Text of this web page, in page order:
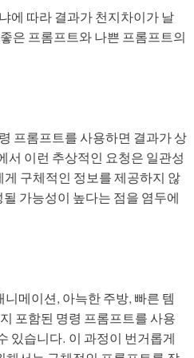
에 따라 결과가 천지차이가 날
은 프롬프트와 나쁜 프롬프트의
프롬프트를 사용하면 결과가 상
서 이런 추상적인 요청은 일관성
구체적인 정보를 제공하지 않
가능성이 높다는 점을 염두에
메이션, 아늑한 주방, 빠른 템
포함된 명령 프롬프트를 사용
있습니다. 이 과정이 번거롭게